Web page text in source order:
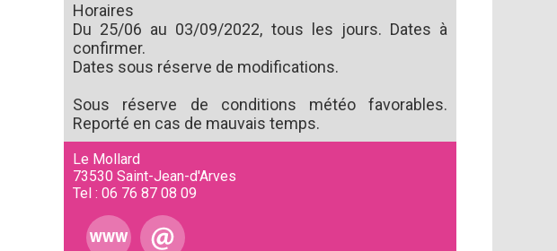
Horaires
Du 25/06 au 03/09/2022, tous les jours. Dates à
confirmer.
Dates sous réserve de modifications.
Sous réserve de conditions météo favorables.
Reporté en cas de mauvais temps.
Le Mollard
73530 Saint-Jean-d'Arves
Tel : 06 76 87 08 09